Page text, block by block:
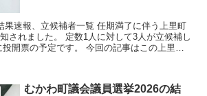
果速報、立候補者一覧 任期満了に伴う上里町
されました。 定数1人に対して3人が立候補し
開票の予定です。 今回の記事はこの上里町
むかわ町議会議員選挙2026の結